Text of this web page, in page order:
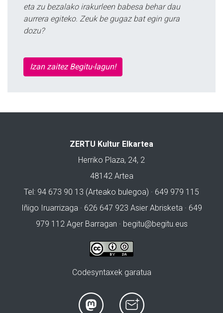
eta zu bezalako irakurleen babesa behar dau
aurrera egiteko. Zeuk be gugaz bat egin gura
dozu?
Izan zaitez Begitu-lagun!
ZERTU Kultur Elkartea
Herriko Plaza, 24, 2
48142 Artea
Tel: 94 673 90 13 (Arteako bulegoa) · 649 979 115
Iñigo Iruarrizaga · 626 647 923 Asier Abrisketa · 649
979 112 Ager Barragan · begitu@begitu.eus
Codesyntaxek garatua